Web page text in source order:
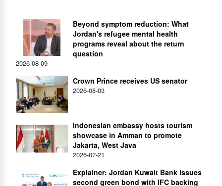
Beyond symptom reduction: What
Jordan's refugee mental health
programs reveal about the return
question
2026-08-09
Crown Prince receives US senator
2026-08-03
Indonesian embassy hosts tourism
showcase in Amman to promote
Jakarta, West Java
2026-07-21
Explainer: Jordan Kuwait Bank issues
second green bond with IFC backing